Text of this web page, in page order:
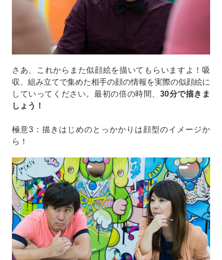
さあ、これからまた似顔絵を描いてもらいますよ！吸
収、組み立てで集めた相手の顔の情報を実際の似顔絵に
していってください。最初の倍の時間、 30分で描きま
しょう！
極意3：描きはじめのとっかかりは顔型のイメージか
ら！